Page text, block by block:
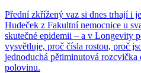
Přední zkřížený vaz si dnes trhají i
Hudeček z Fakultní nemocnice u
skutečné epidemii – a v Longevity
vysvětluje, proč čísla rostou, proč
jednoduchá pětiminutová
polovinu.